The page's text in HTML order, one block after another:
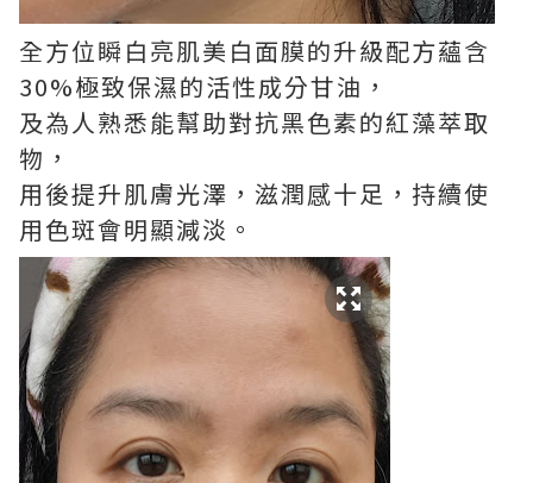
全方位瞬白亮肌美白面膜的升級配方蘊含
30%極致保濕的活性成分甘油，
及為人熟悉能幫助對抗黑色素的紅藻萃取
物，
用後提升肌膚光澤，滋潤感十足，持續使
用色斑會明顯減淡。